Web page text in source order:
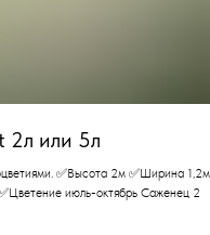
2л или 5л
✅Высота 2м ✅Ширина 1,2м
июль-октябрь Саженец 2